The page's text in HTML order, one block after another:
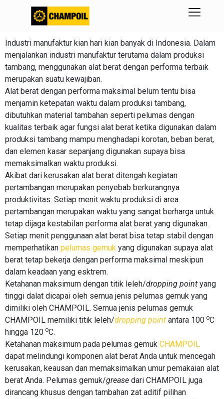
Industri manufaktur kian hari kian banyak di Indonesia. Dalam
menjalankan industri manufaktur terutama dalam produksi
tambang, menggunakan alat berat dengan performa terbaik
merupakan suatu kewajiban.
Alat berat dengan performa maksimal belum tentu bisa
menjamin ketepatan waktu dalam produksi tambang,
dibutuhkan material tambahan seperti pelumas dengan
kualitas terbaik agar fungsi alat berat ketika digunakan dalam
produksi tambang mampu menghadapi korotan, beban berat,
dan elemen kasar sepanjang digunakan supaya bisa
memaksimalkan waktu produksi.
Akibat dari kerusakan alat berat ditengah kegiatan
pertambangan merupakan penyebab berkurangnya
produktivitas. Setiap menit waktu produksi di area
pertambangan merupakan waktu yang sangat berharga untuk
tetap dijaga kestabilan performa alat berat yang digunakan.
Setiap menit penggunaan alat berat bisa tetap stabil dengan
memperhatikan pelumas gemuk yang digunakan supaya alat
berat tetap bekerja dengan performa maksimal meskipun
dalam keadaan yang esktrem.
Ketahanan maksimum dengan titik leleh/dropping point yang
tinggi dalat dicapai oleh semua jenis pelumas gemuk yang
dimiliki oleh CHAMPOIL. Semua jenis pelumas gemuk
CHAMPOIL memiliki titik leleh/dropping point antara 100 oC
hingga 120 oC.
Ketahanan maksimum pada pelumas gemuk CHAMPOIL
dapat melindungi komponen alat berat Anda untuk mencegah
kerusakan, keausan dan memaksimalkan umur pemakaian alat
berat Anda. Pelumas gemuk/grease dari CHAMPOIL juga
dirancang khusus dengan tambahan zat aditif pilihan